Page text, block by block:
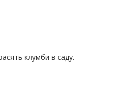
клумби в саду.